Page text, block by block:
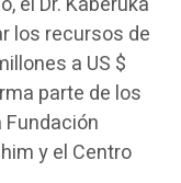
los recursos de
a US $
parte de los
y el Centro